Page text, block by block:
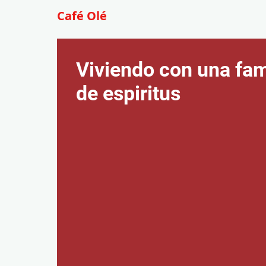
Café Olé
Viviendo con una
de espiritus